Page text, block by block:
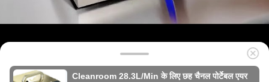
Cleanroom 28.3L/Min के लिए छह चैनल पोर्टेबल एयर